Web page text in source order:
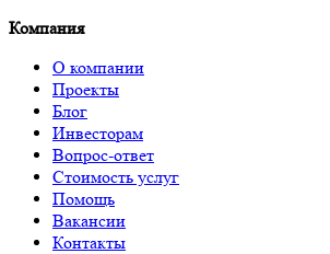
Компания
О компании
Проекты
Блог
Инвесторам
Вопрос-ответ
Стоимость услуг
Помощь
Вакансии
Контакты